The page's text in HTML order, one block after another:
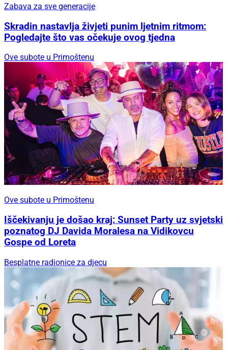
Zabava za sve generacije
Skradin nastavlja živjeti punim ljetnim ritmom:
Pogledajte što vas očekuje ovog tjedna
Ove subote u Primoštenu
Ove subote u Primoštenu
Iščekivanju je došao kraj: Sunset Party uz svjetski
poznatog DJ Davida Moralesa na Vidikovcu
Gospe od Loreta
Besplatne radionice za djecu